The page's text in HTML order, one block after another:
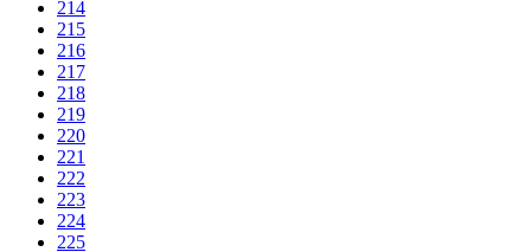
214
215
216
217
218
219
220
221
222
223
224
225